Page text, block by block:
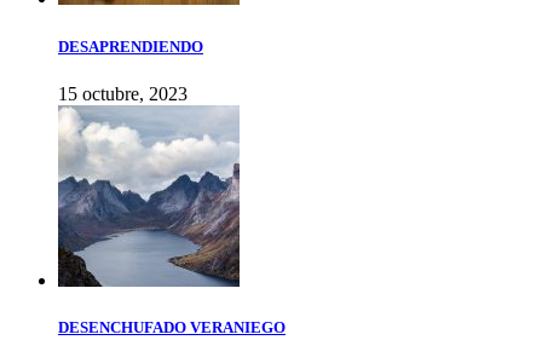
DESAPRENDIENDO
15 octubre, 2023
DESENCHUFADO VERANIEGO